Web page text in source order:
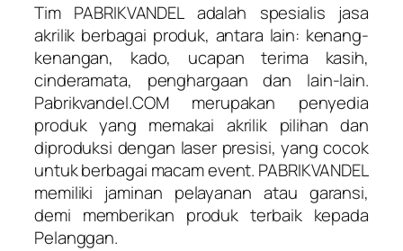
Tim PABRIKVANDEL adalah spesialis jasa
akrilik berbagai produk, antara lain: kenang-
kenangan, kado, ucapan terima kasih,
cinderamata, penghargaan dan lain-lain.
Pabrikvandel.COM merupakan penyedia
produk yang memakai akrilik pilihan dan
diproduksi dengan laser presisi, yang cocok
untuk berbagai macam event. PABRIKVANDEL
memiliki jaminan pelayanan atau garansi,
demi memberikan produk terbaik kepada
Pelanggan.